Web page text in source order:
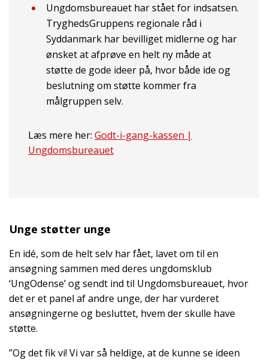
Ungdomsbureauet har stået for indsatsen.
TryghedsGruppens regionale råd i
Syddanmark har bevilliget midlerne og har
ønsket at afprøve en helt ny måde at
støtte de gode ideer på, hvor både ide og
beslutning om støtte kommer fra
målgruppen selv.
Læs mere her: Godt-i-gang-kassen |
Ungdomsbureauet
Unge støtter unge
En idé, som de helt selv har fået, lavet om til en
ansøgning sammen med deres ungdomsklub
‘UngOdense’ og sendt ind til Ungdomsbureauet, hvor
det er et panel af andre unge, der har vurderet
ansøgningerne og besluttet, hvem der skulle have
støtte.
”Og det fik vi! Vi var så heldige, at de kunne se ideen